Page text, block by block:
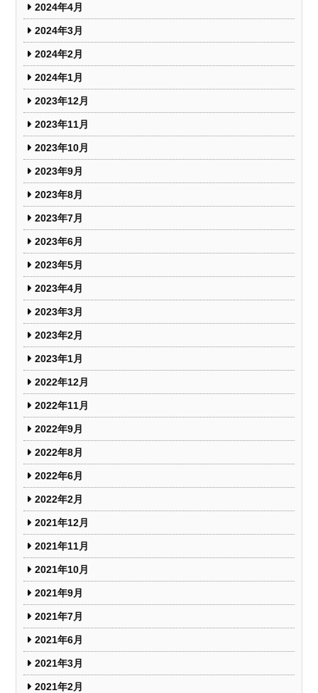
2024年4月
2024年3月
2024年2月
2024年1月
2023年12月
2023年11月
2023年10月
2023年9月
2023年8月
2023年7月
2023年6月
2023年5月
2023年4月
2023年3月
2023年2月
2023年1月
2022年12月
2022年11月
2022年9月
2022年8月
2022年6月
2022年2月
2021年12月
2021年11月
2021年10月
2021年9月
2021年7月
2021年6月
2021年3月
2021年2月